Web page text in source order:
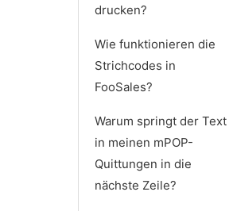
drucken?
Wie funktionieren die
Strichcodes in
FooSales?
Warum springt der Text
in meinen mPOP-
Quittungen in die
nächste Zeile?